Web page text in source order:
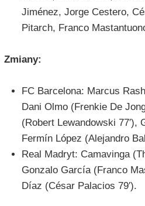
Jiménez, Jorge Cestero,
Pitarch, Franco
Zmiany:
FC Barcelona: Marcus
Dani Olmo (Frenkie De
(Robert Lewandowski 77′),
Fermín López (Alejandro
Real Madryt: Camavinga
Gonzalo García (Franco
Díaz (César Palacios 79′).